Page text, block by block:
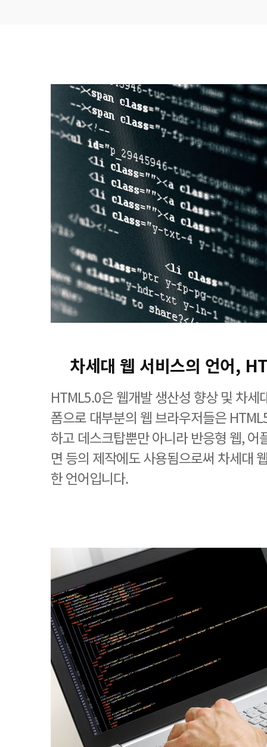
차세대 웹 서비스의 언어,
HTML5.0은 웹개발 생산성 향상 및 차세
폼으로 대부분의 웹 브라우저들은
하고 데스크탑뿐만 아니라 반응형 웹, 어
면 등의 제작에도 사용됨으로써 차세대
한 언어입니다.